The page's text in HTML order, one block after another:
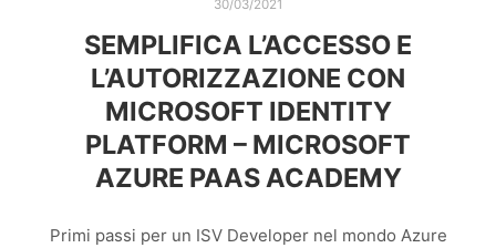
30/03/2021
SEMPLIFICA L’ACCESSO E
L’AUTORIZZAZIONE CON
MICROSOFT IDENTITY
PLATFORM – MICROSOFT
AZURE PAAS ACADEMY
Primi passi per un ISV Developer nel mondo Azure